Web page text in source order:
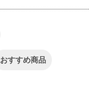
おすすめ商品